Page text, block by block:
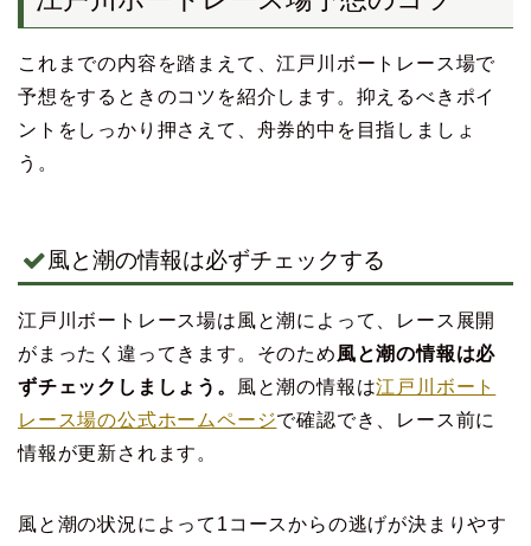
これまでの内容を踏まえて、江戸川ボートレース場で
予想をするときのコツを紹介します。抑えるべきポイ
ントをしっかり押さえて、舟券的中を目指しましょ
う。
風と潮の情報は必ずチェックする
江戸川ボートレース場は風と潮によって、レース展開
がまったく違ってきます。そのため風と潮の情報は必
ずチェックしましょう。
風と潮の情報は江戸川ボート
レース場の公式ホームページで確認でき、レース前に
情報が更新されます。
風と潮の状況によって1コースからの逃げが決まりやす